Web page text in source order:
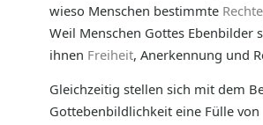
wieso Menschen bestimmte Rechte
Weil Menschen Gottes Ebenbilder
ihnen Freiheit, Anerkennung und
Gleichzeitig stellen sich mit dem
Gottebenbildlichkeit eine Fülle von